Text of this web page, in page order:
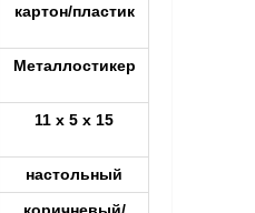
картон/пластик
Металлостикер
11 х 5 х 15
настольный
коричневый/